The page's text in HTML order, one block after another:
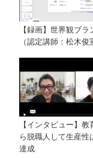
【録画】世界観ブ
（認定講師：松木俊
【インタビュー】
ら脱職人して生産性
達成